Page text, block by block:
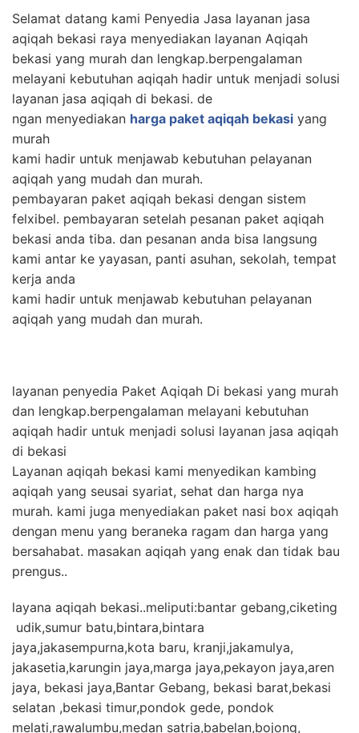
Selamat datang kami Penyedia Jasa layanan jasa
aqiqah bekasi raya menyediakan layanan Aqiqah
bekasi yang murah dan lengkap.berpengalaman
melayani kebutuhan aqiqah hadir untuk menjadi solusi
layanan jasa aqiqah di bekasi. de
ngan menyediakan harga paket aqiqah bekasi yang
murah
kami hadir untuk menjawab kebutuhan pelayanan
aqiqah yang mudah dan murah.
pembayaran paket aqiqah bekasi dengan sistem
felxibel. pembayaran setelah pesanan paket aqiqah
bekasi anda tiba. dan pesanan anda bisa langsung
kami antar ke yayasan, panti asuhan, sekolah, tempat
kerja anda
kami hadir untuk menjawab kebutuhan pelayanan
aqiqah yang mudah dan murah.
layanan penyedia Paket Aqiqah Di bekasi yang murah
dan lengkap.berpengalaman melayani kebutuhan
aqiqah hadir untuk menjadi solusi layanan jasa aqiqah
di bekasi
Layanan aqiqah bekasi kami menyedikan kambing
aqiqah yang seusai syariat, sehat dan harga nya
murah. kami juga menyediakan paket nasi box aqiqah
dengan menu yang beraneka ragam dan harga yang
bersahabat. masakan aqiqah yang enak dan tidak bau
prengus..
layana aqiqah bekasi..meliputi:bantar gebang,ciketing
udik,sumur batu,bintara,bintara
jaya,jakasempurna,kota baru, kranji,jakamulya,
jakasetia,karungin jaya,marga jaya,pekayon jaya,aren
jaya, bekasi jaya,Bantar Gebang, bekasi barat,bekasi
selatan ,bekasi timur,pondok gede, pondok
melati,rawalumbu,medan satria,babelan,bojong,